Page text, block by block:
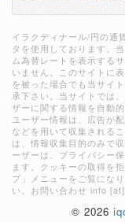
イラクディナール/円の通
タを使用しております。
ム為替レートを表示する
いません。このサイトに
を被った場合でも当サイ
承下さい。当サイトでは
ザーに関する情報を自動
ユーザー情報は、広告が
などを用いて収集される
は、情報収集目的のみで
ーザーは、プライバシー
ます。クッキーの取得を
プ」メニューをご覧にな
い。お問い合わせ info
© 2026